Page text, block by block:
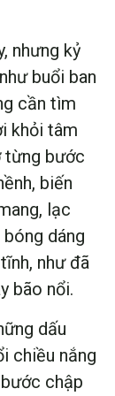
nhưng kỷ
buổi ban
cần tìm
khỏi tâm
từng bước
biến
lạc
dáng
như đã
bão nổi.
dấu
chiều nắng
chập